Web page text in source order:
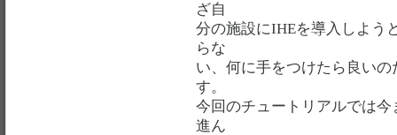
ざ自
分の施設にIHEを導入しよう
らな
い、何に手をつけたら良い
す。
今回のチュートリアルでは
進ん